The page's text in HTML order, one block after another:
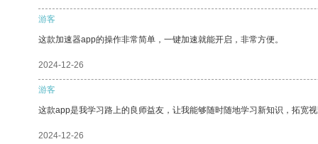
游客
这款加速器app的操作非常简单，一键加速就能开启，非常方便。
2024-12-26
游客
这款app是我学习路上的良师益友，让我能够随时随地学习新知识，拓宽
2024-12-26